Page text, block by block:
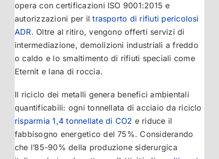
opera con certificazioni ISO 9001:2015 e
autorizzazioni per iltrasporto di rifiuti pericolosi
ADR. Oltre al ritiro, vengono offerti servizi di
intermediazione, demolizioni industriali a freddo
o caldo e lo smaltimento di rifiuti speciali come
Eternit e lana di roccia.
Il riciclo dei metalli genera benefici ambientali
quantificabili: ogni tonnellata di acciaio da riciclo
risparmia 1,4 tonnellate di CO2 e riduce il
fabbisogno energetico del 75%. Considerando
che l’85-90% della produzione siderurgica